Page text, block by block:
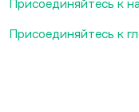
Присоединяйтесь к
Присоединяйтесь к